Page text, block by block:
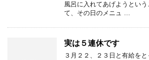
風呂に入れてあげようとい
て、その日のメニュ …
実は５連休です
３月２２、２３日と有給を